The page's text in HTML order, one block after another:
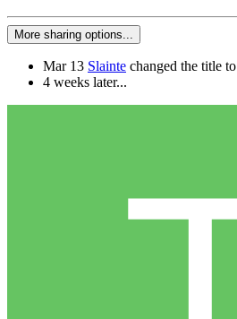
More sharing options...
Mar 13 Slainte changed the title to
4 weeks later...